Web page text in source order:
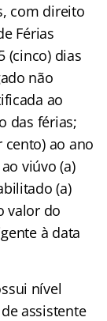
com direito
Férias
(cinco) dias
não
ao
das férias;
cento) ao ano
viúvo (a)
(a)
valor do
à data
nível
assistente